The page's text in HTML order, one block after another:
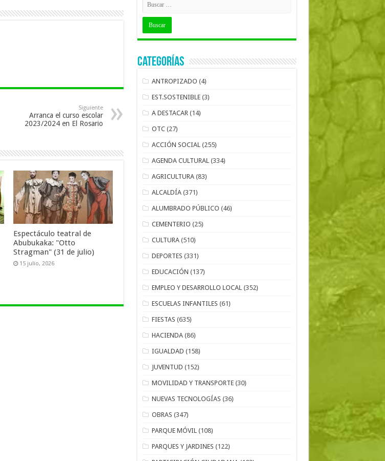
Siguiente
Arranca el curso escolar
2023/2024 en El Rosario
Espectáculo teatral de
Abubukaka: "Otto
Stragman" (31 de julio)
15 julio, 2026
Categorías
ANTROPIZADO (4)
EST.SOSTENIBLE (3)
A DESTACAR (14)
OTC (27)
ACCIÓN SOCIAL (255)
AGENDA CULTURAL (334)
AGRICULTURA (83)
ALCALDÍA (371)
ALUMBRADO PÚBLICO (46)
CEMENTERIO (25)
CULTURA (510)
DEPORTES (331)
EDUCACIÓN (137)
EMPLEO Y DESARROLLO LOCAL (352)
ESCUELAS INFANTILES (61)
FIESTAS (635)
HACIENDA (86)
IGUALDAD (158)
JUVENTUD (152)
MOVILIDAD Y TRANSPORTE (30)
NUEVAS TECNOLOGÍAS (36)
OBRAS (347)
PARQUE MÓVIL (108)
PARQUES Y JARDINES (122)